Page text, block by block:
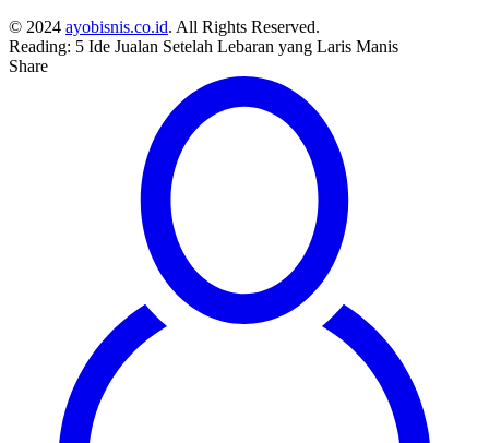
© 2024 ayobisnis.co.id. All Rights Reserved.
Reading: 5 Ide Jualan Setelah Lebaran yang Laris Manis
Share